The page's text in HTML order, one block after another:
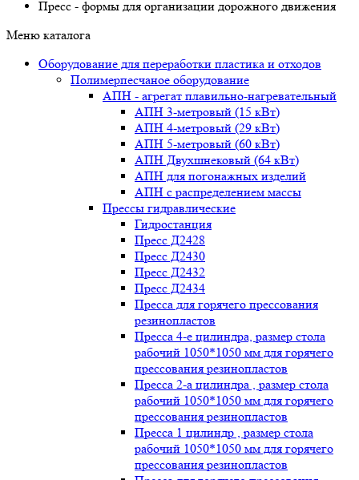
Пресс - формы для организации дорожного движения
Меню каталога
Оборудование для переработки пластика и отходов
Полимерпесчаное оборудование
АПН - агрегат плавильно-нагревательный
АПН 3-метровый (15 кВт)
АПН 4-метровый (29 кВт)
АПН 5-метровый (60 кВт)
АПН Двухшнековый (64 кВт)
АПН для погонажных изделий
АПН с распределением массы
Прессы гидравлические
Гидростанция
Пресс Д2428
Пресс Д2430
Пресс Д2432
Пресс Д2434
Пресса для горячего прессования
резинопластов
Пресса 4-е цилиндра, размер стола
рабочий 1050*1050 мм для горячего
прессования резинопластов
Пресса 2-а цилиндра , размер стола
рабочий 1050*1050 мм для горячего
прессования резинопластов
Пресса 1 цилиндр , размер стола
рабочий 1050*1050 мм для горячего
прессования резинопластов